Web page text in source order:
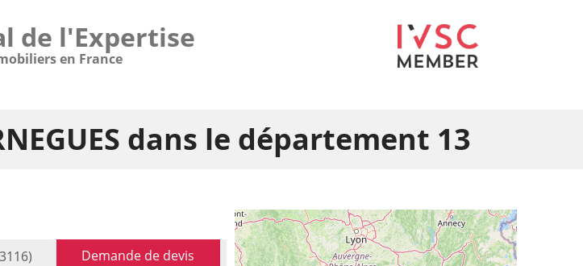
de l'Expertise
en France
dans le département 13
Demande de devis